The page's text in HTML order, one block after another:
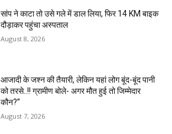
सांप ने काटा तो उसे गले में डाल लिया, फिर 14 KM बाइक
दौड़ाकर पहुंचा अस्पताल
August 8, 2026
आजादी के जश्न की तैयारी, लेकिन यहां लोग बूंद-बूंद पानी
को तरसे..!! ग्रामीण बोले- अगर मौत हुई तो जिम्मेदार
कौन?”
August 7, 2026